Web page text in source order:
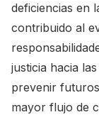
deficiencias en
contribuido al
justicia hacia
prevenir
mayor flujo de